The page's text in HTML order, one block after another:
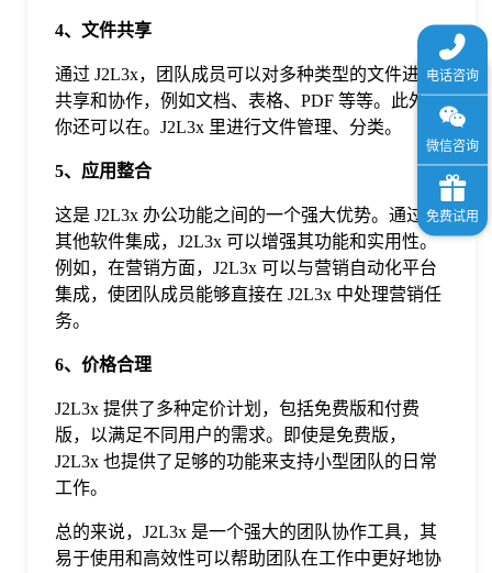
4、文件共享
通过 J2L3x，团队成员可以对多种类型的文件进行
共享和协作，例如文档、表格、PDF 等等。此外，
你还可以在。J2L3x 里进行文件管理、分类。
5、应用整合
这是 J2L3x 办公功能之间的一个强大优势。通过与
其他软件集成，J2L3x 可以增强其功能和实用性。
例如，在营销方面，J2L3x 可以与营销自动化平台
集成，使团队成员能够直接在 J2L3x 中处理营销任
务。
6、价格合理
J2L3x 提供了多种定价计划，包括免费版和付费
版，以满足不同用户的需求。即使是免费版，
J2L3x 也提供了足够的功能来支持小型团队的日常
工作。
总的来说，J2L3x 是一个强大的团队协作工具，其
易于使用和高效性可以帮助团队在工作中更好地协